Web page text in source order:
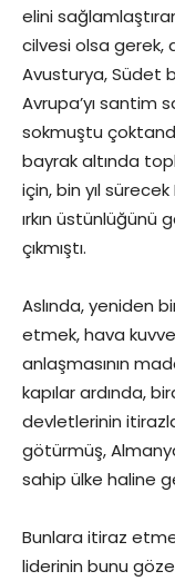
elini
cilvesi olsa gerek,
Avusturya, Südet
Avrupa’yı santim
sokmuştu
bayrak altında
için, bin yıl
ırkın üstünlüğünü
çıkmıştı.
Aslında, yeniden
etmek, hava
anlaşmasının
kapılar ardında,
devletlerinin
götürmüş,
sahip ülke haline
Bunlara itiraz
liderinin bunu